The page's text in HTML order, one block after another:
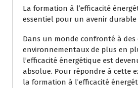
La formation à l’efficacité
essentiel pour un avenir durable
Dans un monde confronté à des
environnementaux de plus en
l’efficacité énergétique est
absolue. Pour répondre à cette
la formation à l’efficacité